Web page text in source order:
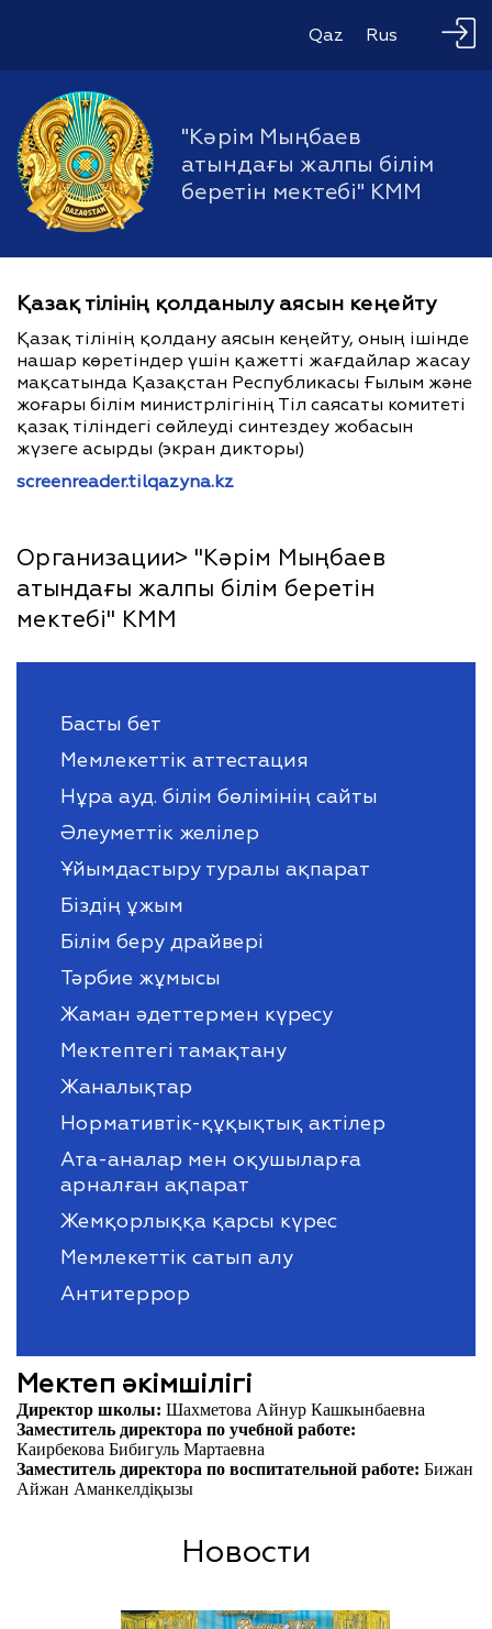
Qaz Rus
"Кәрім Мыңбаев
атындағы жалпы білім
беретін мектебі" КММ
Қазақ тілінің қолданылу аясын кеңейту
Қазақ тілінің қолдану аясын кеңейту, оның ішінде
нашар көретіндер үшін қажетті жағдайлар жасау
мақсатында Қазақстан Республикасы Ғылым және
жоғары білім министрлігінің Тіл саясаты комитеті
қазақ тіліндегі сөйлеуді синтездеу жобасын
жүзеге асырды (экран дикторы)
screenreader.tilqazyna.kz
Организации> "Кәрім Мыңбаев
атындағы жалпы білім беретін
мектебі" КММ
Басты бет
Мемлекеттік аттестация
Нұра ауд. білім бөлімінің сайты
Әлеуметтік желілер
Ұйымдастыру туралы ақпарат
Біздің ұжым
Білім беру драйвері
Тәрбие жұмысы
Жаман әдеттермен күресу
Мектептегі тамақтану
Жаналықтар
Нормативтік-құқықтық актілер
Ата-аналар мен оқушыларға
арналған ақпарат
Жемқорлыққа қарсы күрес
Мемлекеттік сатып алу
Антитеррор
Мектеп әкімшілігі
Директор школы: Шахметова Айнур Кашкынбаевна
Заместитель директора по учебной работе:
Каирбекова Бибигуль Мартаевна
Заместитель директора по воспитательной работе: Бижан
Айжан Аманкелдіқызы
Новости